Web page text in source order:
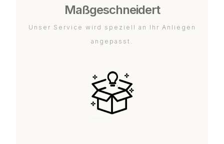
Maßgeschneidert
Unser Service wird speziell an Ihr Anliegen
angepasst.